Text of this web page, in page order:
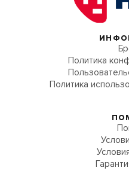
Политика
Политика